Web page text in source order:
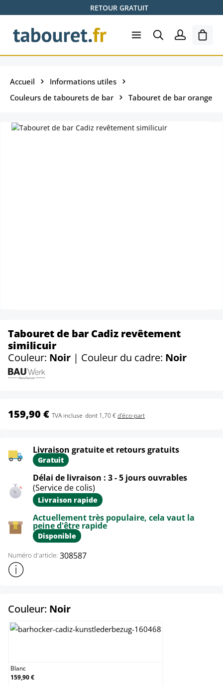
Passer au contenu principalRETOUR GRATUIT
Le
Accueil
Informations utiles
Couleurs de tabourets de bar
Tabouret de bar orange
Tabouret de bar Cadiz revêtement
similicuir
Couleur: Noir | Couleur du cadre: Noir
159,90 € TVA incluse dont 1,70 €d'éco-part
Livraison gratuite et retours gratuits
Gratuit
Délai de livraison : 3 - 5 jours ouvrables
(Service de colis)
Livraison rapide
Actuellement très populaire, cela vaut la
peine d'être rapide
Disponible
Numéro d'article: 308587
Afficher plus d'informations sur le produit
Couleur: Noirselect
Blanc
159,90 €